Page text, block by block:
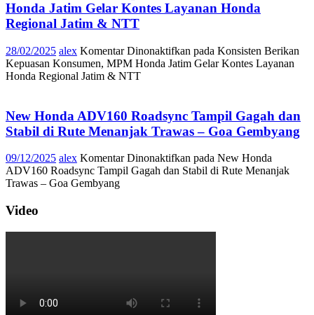
Honda Jatim Gelar Kontes Layanan Honda
Regional Jatim & NTT
28/02/2025 alex Komentar Dinonaktifkan pada Konsisten Berikan
Kepuasan Konsumen, MPM Honda Jatim Gelar Kontes Layanan
Honda Regional Jatim & NTT
New Honda ADV160 Roadsync Tampil Gagah dan
Stabil di Rute Menanjak Trawas – Goa Gembyang
09/12/2025 alex Komentar Dinonaktifkan pada New Honda
ADV160 Roadsync Tampil Gagah dan Stabil di Rute Menanjak
Trawas – Goa Gembyang
Video